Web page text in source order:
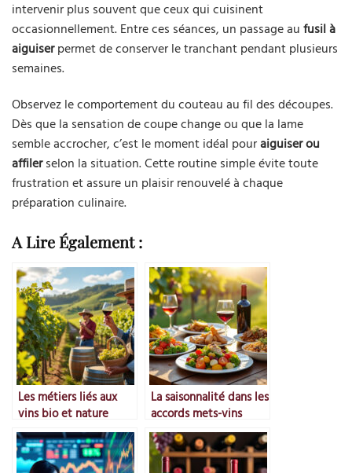
intervenir plus souvent que ceux qui cuisinent
occasionnellement. Entre ces séances, un passage au fusil à
aiguiserpermet de conserver le tranchant pendant plusieurs
semaines.
Observez le comportement du couteau au fil des découpes.
Dès que la sensation de coupe change ou que la lame
semble accrocher, c’est le moment idéal pouraiguiser ou
affilerselon la situation. Cette routine simple évite toute
frustration et assure un plaisir renouvelé à chaque
préparation culinaire.
A Lire Également :
Les métiers liés aux
vins bio et nature
La saisonnalité dans les
accords mets-vins